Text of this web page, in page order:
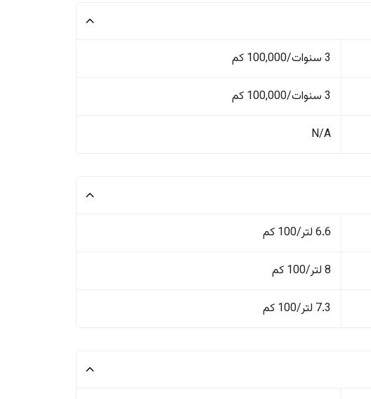
3 سنوات/100,000 كم
3 سنوات/100,000 كم
N/A
6.6 لتر/100 كم
8 لتر/100 كم
7.3 لتر/100 كم